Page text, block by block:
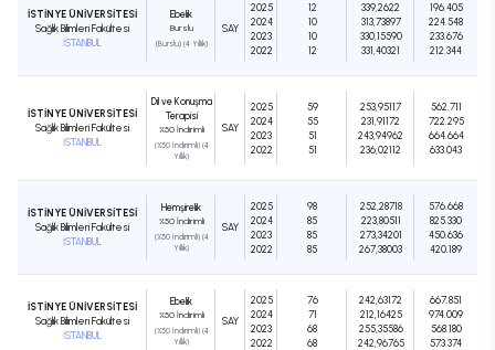
İSTİNYE ÜNİVERSİTESİ
Sağlık Bilimleri Fakültesi
İSTANBUL
Ebelik
Burslu
(Burslu) (4 Yıllık)
SAY
2025
2024
2023
2022
12
10
10
12
339,2622
313,73897
330,15590
331,40321
196.405
224.548
233.676
212.344
İSTİNYE ÜNİVERSİTESİ
Sağlık Bilimleri Fakültesi
İSTANBUL
Dil ve Konuşma
Terapisi
%50 İndirimli
(%50 İndirimli) (4
Yıllık)
SAY
2025
2024
2023
2022
59
55
51
51
253,95117
231,91172
243,94962
236,02112
562.711
722.295
664.664
633.043
İSTİNYE ÜNİVERSİTESİ
Sağlık Bilimleri Fakültesi
İSTANBUL
Hemşirelik
%50 İndirimli
(%50 İndirimli) (4
Yıllık)
SAY
2025
2024
2023
2022
98
85
85
85
252,28718
223,80511
273,34201
267,38003
576.668
825.330
450.636
420.189
İSTİNYE ÜNİVERSİTESİ
Sağlık Bilimleri Fakültesi
İSTANBUL
Ebelik
%50 İndirimli
(%50 İndirimli) (4
Yıllık)
SAY
2025
2024
2023
2022
76
71
68
68
242,63172
212,16425
255,35586
242,96765
667.851
974.009
568.180
573.374